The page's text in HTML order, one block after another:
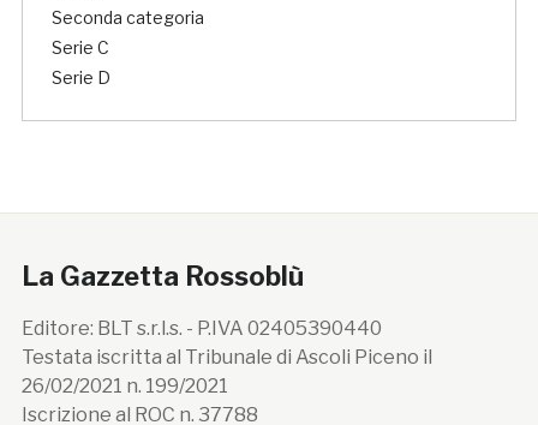
Seconda categoria
Serie C
Serie D
La Gazzetta Rossoblù
Editore: BLT s.r.l.s. - P.IVA 02405390440
Testata iscritta al Tribunale di Ascoli Piceno il
26/02/2021 n. 199/2021
Iscrizione al ROC n. 37788